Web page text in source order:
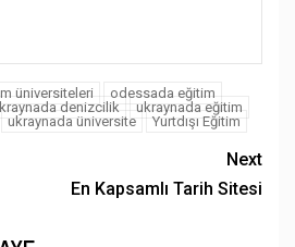
üniversiteleri
odessada eğitim
denizcilik
ukraynada eğitim
ukraynada üniversite Yurtdışı Eğitim
Next
En Kapsamlı Tarih Sitesi